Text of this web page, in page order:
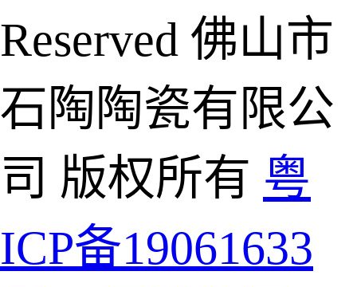
Reserved 佛山市
石陶陶瓷有限公
司 版权所有 粤
ICP备19061633